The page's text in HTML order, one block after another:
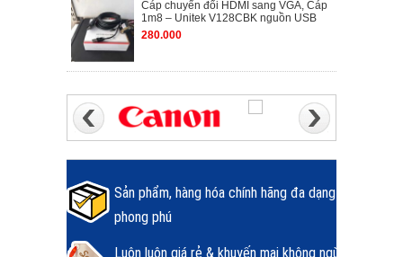
Cáp chuyển đổi HDMI sang VGA, Cáp
1m8 – Unitek V128CBK nguồn USB
280.000
Sản phẩm, hàng hóa chính hãng đa dạng
phong phú
Luôn luôn giá rẻ & khuyến mại không ngừng.